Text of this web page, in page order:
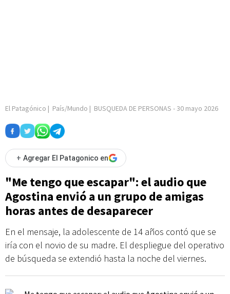
El Patagónico | País/Mundo | BUSQUEDA DE PERSONAS -30 mayo 2026
+ Agregar El Patagonico en
"Me tengo que escapar": el audio que
Agostina envió a un grupo de amigas
horas antes de desaparecer
En el mensaje, la adolescente de 14 años contó que se
iría con el novio de su madre. El despliegue del operativo
de búsqueda se extendió hasta la noche del viernes.